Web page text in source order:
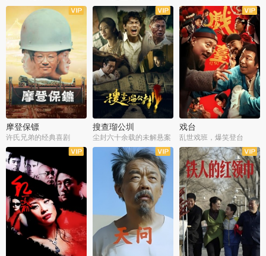
摩登保镖
许氏兄弟的经典喜剧
搜查瑠公圳
尘封六十余载的未解悬案
戏台
乱世戏班，爆笑登台